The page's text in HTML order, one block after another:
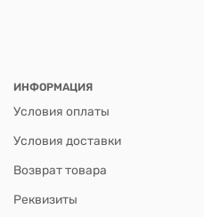
ИНФОРМАЦИЯ
Условия оплаты
Условия доставки
Возврат товара
Реквизиты